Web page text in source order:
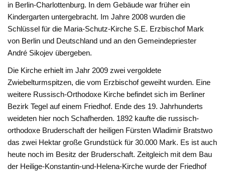
in Berlin-Charlottenburg. In dem Gebäude war früher ein
Kindergarten untergebracht. Im Jahre 2008 wurden die
Schlüssel für die Maria-Schutz-Kirche S.E. Erzbischof Mark
von Berlin und Deutschland und an den Gemeindepriester
André Sikojev übergeben.
Die Kirche erhielt im Jahr 2009 zwei vergoldete
Zwiebelturmspitzen, die vom Erzbischof geweiht wurden. Eine
weitere Russisch-Orthodoxe Kirche befindet sich im Berliner
Bezirk Tegel auf einem Friedhof. Ende des 19. Jahrhunderts
weideten hier noch Schafherden. 1892 kaufte die russisch-
orthodoxe Bruderschaft der heiligen Fürsten Wladimir Bratstwo
das zwei Hektar große Grundstück für 30.000 Mark. Es ist auch
heute noch im Besitz der Bruderschaft. Zeitgleich mit dem Bau
der Heilige-Konstantin-und-Helena-Kirche wurde der Friedhof